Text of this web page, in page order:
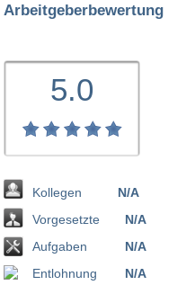
Arbeitgeberbewertung
5.0
Kollegen
Vorgesetzte
Aufgaben
Entlohnung
N/A
N/A
N/A
N/A